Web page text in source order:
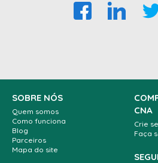
SOBRE NÓS
Quem somos
Como funciona
Blog
Parceiros
Mapa do site
CNA
Crie
Faça